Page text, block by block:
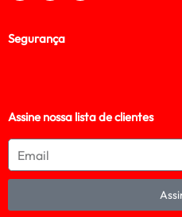
Segurança
Assine nossa lista de clientes